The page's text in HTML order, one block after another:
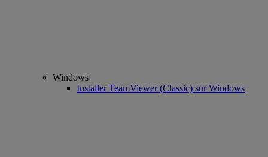
Windows
Installer TeamViewer (Classic) sur Windows